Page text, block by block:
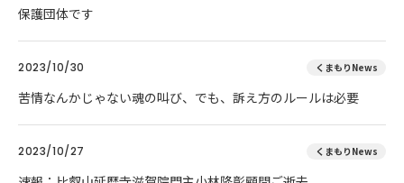
保護団体です
2023/10/30 くまもりNews
苦情なんかじゃない魂の叫び、でも、訴え方のルールは必要
2023/10/27 くまもりNews